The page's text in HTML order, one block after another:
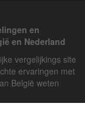
en
en Nederland
vergelijkings site
ervaringen met
België weten